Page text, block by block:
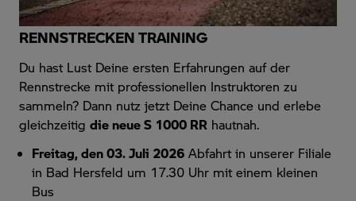
RENNSTRECKEN TRAINING
Du hast Lust Deine ersten Erfahrungen auf der
Rennstrecke mit professionellen Instruktoren zu
sammeln? Dann nutz jetzt Deine Chance und erlebe
gleichzeitig die neue S 1000 RR hautnah.
Freitag, den 03. Juli 2026 Abfahrt in unserer Filiale
in Bad Hersfeld um 17.30 Uhr mit einem kleinen
Bus